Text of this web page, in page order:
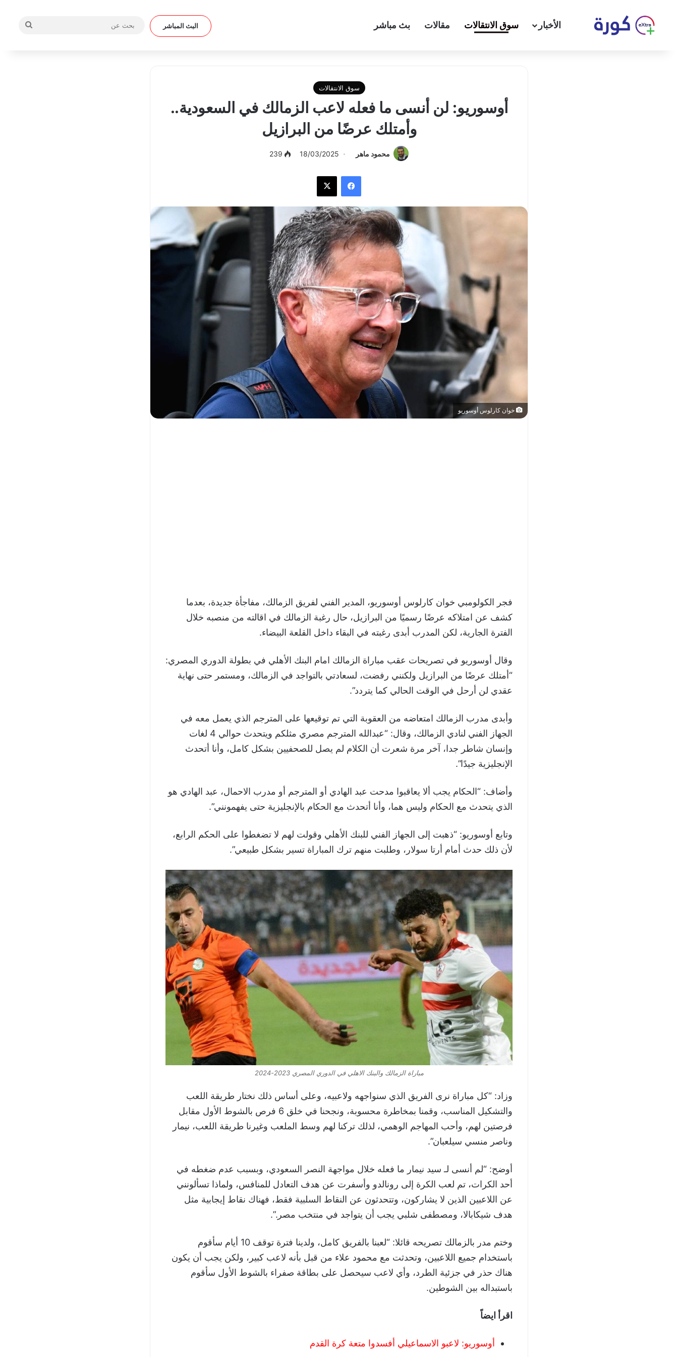
الأخبار سوق الانتقالات مقالات بث مباشر البث المباشر
سوق الانتقالات
أوسوريو: لن أنسى ما فعله لاعب الزمالك في السعودية..
وأمتلك عرضًا من البرازيل
محمود ماهر 18/03/2025
239
فيسبوك
خوان كارلوس أوسوريو
فجر الكولومبي خوان كارلوس أوسوريو، المدير الفني لفريق الزمالك، مفاجأة جديدة، بعدما
كشف عن امتلاكه عرضًا رسميًا من البرازيل، حال رغبة الزمالك في اقالته من منصبه خلال
الفترة الجارية، لكن المدرب أبدى رغبته في البقاء داخل القلعة البيضاء.
وقال أوسوريو في تصريحات عقب مباراة الزمالك امام البنك الأهلي في بطولة الدوري المصري:
“أمتلك عرضًا من البرازيل ولكنني رفضت، لسعادتي بالتواجد في الزمالك، ومستمر حتى نهاية
عقدي لن أرحل في الوقت الحالي كما يتردد”.
وأبدى مدرب الزمالك امتعاضه من العقوبة التي تم توقيعها على المترجم الذي يعمل معه في
الجهاز الفني لنادي الزمالك، وقال: “عبدالله المترجم مصري مثلكم ويتحدث حوالي 4 لغات
وإنسان شاطر جدا، آخر مرة شعرت أن الكلام لم يصل للصحفيين بشكل كامل، وأنا أتحدث
الإنجليزية جيدًا”.
وأضاف: “الحكام يجب ألا يعاقبوا مدحت عبد الهادي أو المترجم أو مدرب الاحمال، عبد الهادي هو
الذي يتحدث مع الحكام وليس هما، وأنا أتحدث مع الحكام بالإنجليزية حتى يفهمونني”.
وتابع أوسوريو: “ذهبت إلى الجهاز الفني للبنك الأهلي وقولت لهم لا تضغطوا على الحكم الرابع،
لأن ذلك حدث أمام أرتا سولار، وطلبت منهم ترك المباراة تسير بشكل طبيعي”.
مباراة الزمالك والبنك الاهلي في الدوري المصري 2023-2024
وزاد: “كل مباراة نرى الفريق الذي سنواجهه ولاعبيه، وعلى أساس ذلك نختار طريقة اللعب
والتشكيل المناسب، وقمنا بمخاطرة محسوبة، ونجحنا في خلق 6 فرص بالشوط الأول مقابل
فرصتين لهم، وأحب المهاجم الوهمي، لذلك تركنا لهم وسط الملعب وغيرنا طريقة اللعب، نيمار
وناصر منسي سيلعبان”.
أوضح: “لم أنسى لـ سيد نيمار ما فعله خلال مواجهة النصر السعودي، وبسبب عدم ضغطه في
أحد الكرات، تم لعب الكرة إلى رونالدو وأسفرت عن هدف التعادل للمنافس، ولماذا تسألونني
عن اللاعبين الذين لا يشاركون، وتتحدثون عن النقاط السلبية فقط، فهناك نقاط إيجابية مثل
هدف شيكابالا، ومصطفى شلبي يجب أن يتواجد في منتخب مصر.”.
وختم مدر بالزمالك تصريحه قائلا: “لعبنا بالفريق كامل، ولدينا فترة توقف 10 أيام سأقوم
باستخدام جميع اللاعبين، وتحدثت مع محمود علاء من قبل بأنه لاعب كبير، ولكن يجب أن يكون
هناك حذر في جزئية الطرد، وأي لاعب سيحصل على بطاقة صفراء بالشوط الأول سأقوم
باستبداله بين الشوطين.
اقرأ ايضاً
أوسوريو: لاعبو الاسماعيلي أفسدوا متعة كرة القدم